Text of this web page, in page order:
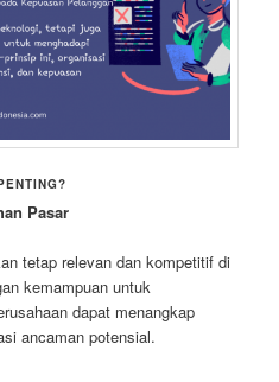
Pasar
tetap relevan dan kompetitif di
kemampuan untuk
dapat menangkap
ancaman potensial.